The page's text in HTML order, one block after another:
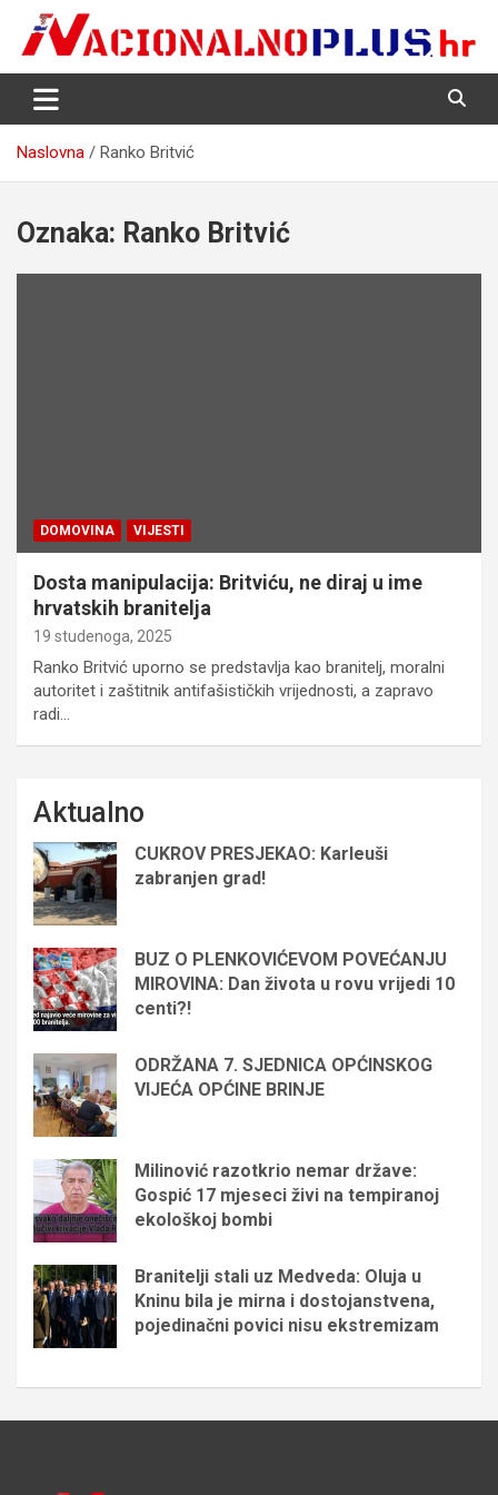
content
NacionalnoPlus.hr
Nacija želi znati više
Naslovna Ranko Britvić
Oznaka: Ranko Britvić
DOMOVINA VIJESTI
Dosta manipulacija: Britviću, ne diraj u ime
hrvatskih branitelja
19 studenoga, 2025
Ranko Britvić uporno se predstavlja kao branitelj, moralni
autoritet i zaštitnik antifašističkih vrijednosti, a zapravo
radi…
Aktualno
CUKROV PRESJEKAO: Karleuši
zabranjen grad!
BUZ O PLENKOVIĆEVOM POVEĆANJU
MIROVINA: Dan života u rovu vrijedi 10
centi?!
ODRŽANA 7. SJEDNICA OPĆINSKOG
VIJEĆA OPĆINE BRINJE
Milinović razotkrio nemar države:
Gospić 17 mjeseci živi na tempiranoj
ekološkoj bombi
Branitelji stali uz Medveda: Oluja u
Kninu bila je mirna i dostojanstvena,
pojedinačni povici nisu ekstremizam